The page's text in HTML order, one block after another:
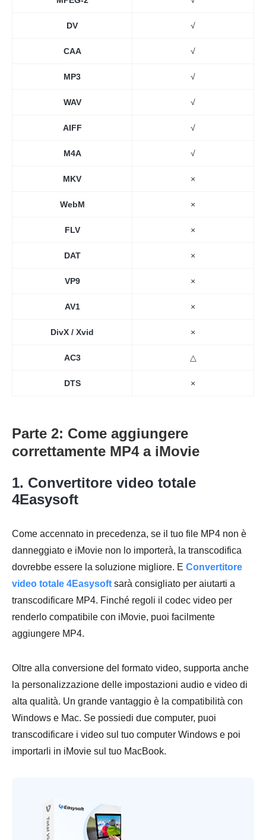
DV √
CAA √
MP3 √
WAV √
AIFF √
M4A √
MKV ×
WebM ×
FLV ×
DAT ×
VP9 ×
AV1 ×
DivX / Xvid ×
AC3 △
DTS ×
Parte 2: Come aggiungere
correttamente MP4 a iMovie
1. Convertitore video totale
4Easysoft
Come accennato in precedenza, se il tuo file MP4 non è
danneggiato e iMovie non lo importerà, la transcodifica
dovrebbe essere la soluzione migliore. E Convertitore
video totale 4Easysoft sarà consigliato per aiutarti a
transcodificare MP4. Finché regoli il codec video per
renderlo compatibile con iMovie, puoi facilmente
aggiungere MP4.
Oltre alla conversione del formato video, supporta anche
la personalizzazione delle impostazioni audio e video di
alta qualità. Un grande vantaggio è la compatibilità con
Windows e Mac. Se possiedi due computer, puoi
transcodificare i video sul tuo computer Windows e poi
importarli in iMovie sul tuo MacBook.